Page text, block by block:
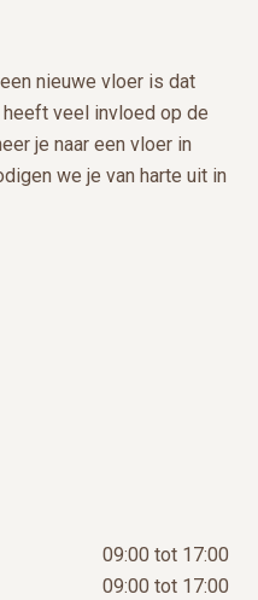
nieuwe vloer is dat
veel invloed op de
je naar een vloer in
we je van harte uit in
09:00 tot 17:00
09:00 tot 17:00